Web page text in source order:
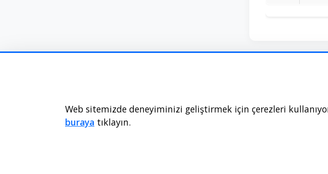
Web sitemizde deneyiminizi geliştirmek için çerezleri
buraya tıklayın.